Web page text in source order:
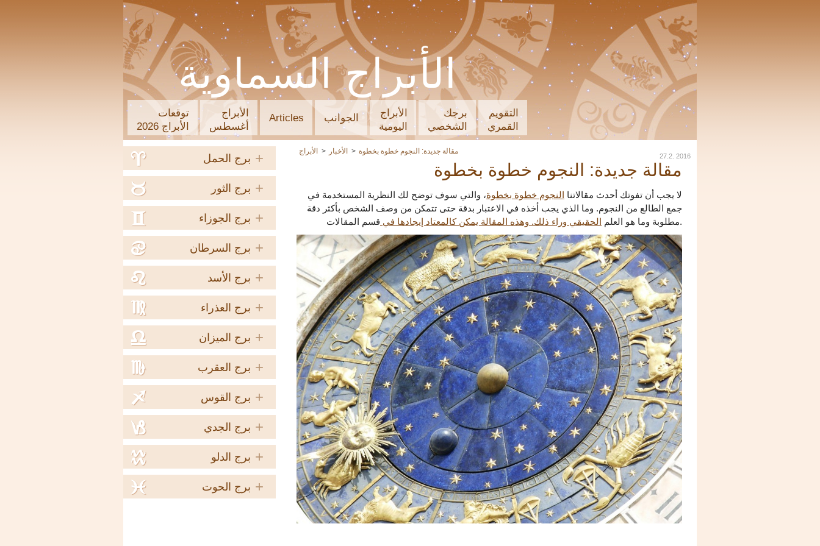
الأبراج السماوية
توقعات
الأبراج 2026
الأبراج
أغسطس
Articles الجوانب
الأبراج
اليومية
برجك
الشخصي
التقويم
القمري
+ برج الحمل a
+ برج الثور b
+ برج الجوزاء c
+ برج السرطان d
+ برج الأسد e
+ برج العذراء f
+ برج الميزان g
+ برج العقرب h
+ برج القوس i
+ برج الجدي j
+ برج الدلو k
+ برج الحوت l
الأبراج الأخبار مقالة جديدة: النجوم خطوة بخطوة
27.2. 2016
مقالة جديدة: النجوم خطوة بخطوة
لا يجب أن تفوتك أحدث مقالاتنا النجوم خطوة بخطوة، والتي سوف توضح لك النظرية المستخدمة في
جمع الطالع من النجوم. وما الذي يجب أخذه في الاعتبار بدقة حتى تتمكن من وصف الشخص بأكثر دقة
مطلوبة وما هو العلم
الحقيقي وراء ذلك. وهذه المقالة يمكن كالمعتاد إيجادها في قسم المقالات.